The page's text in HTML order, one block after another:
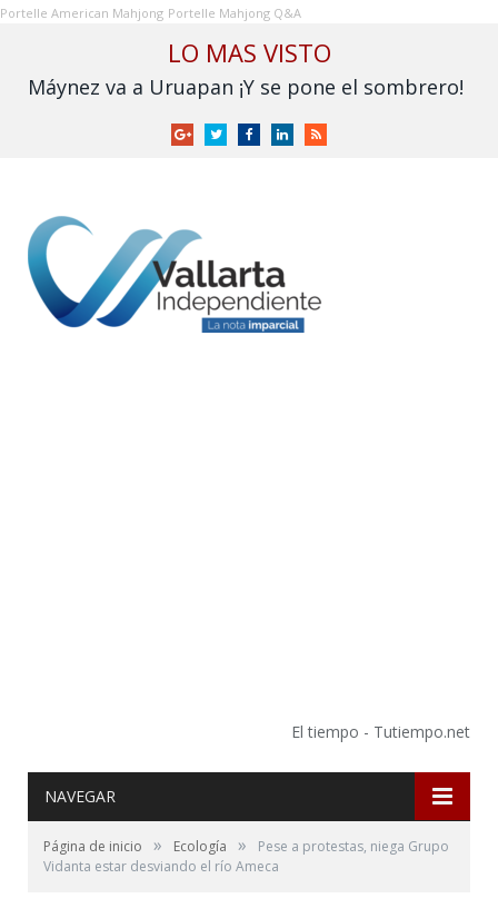
Portelle American Mahjong Portelle Mahjong Q&A
LO MAS VISTO
Máynez va a Uruapan ¡Y se pone el sombrero!
GoogleTwitterFacebookLinkedInRSS
El tiempo - Tutiempo.net
NAVEGAR
Página de inicio » Ecología »
Pese a protestas, niega Grupo
Vidanta estar desviando el río Ameca